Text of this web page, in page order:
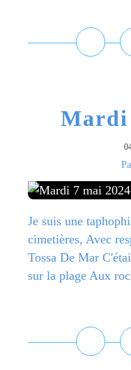
Mardi
Je suis une
cimetières, Avec
Tossa De Mar
sur la plage Aux